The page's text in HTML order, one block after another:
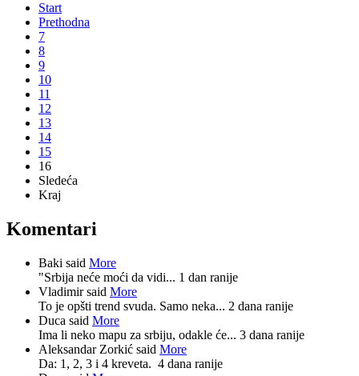
Start
Prethodna
7
8
9
10
11
12
13
14
15
16
Sledeća
Kraj
Komentari
Baki said More
"Srbija neće moći da vidi... 1 dan ranije
Vladimir said More
To je opšti trend svuda. Samo neka... 2 dana ranije
Duca said More
Ima li neko mapu za srbiju, odakle će... 3 dana ranije
Aleksandar Zorkić said More
Da: 1, 2, 3 i 4 kreveta. 4 dana ranije